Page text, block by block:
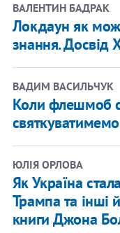
ВАЛЕНТИН БАДРАК
Локдаун як
знання. Досвід
ВАДИМ ВАСИЛЬЧУК
Коли флешмоб
ЮЛІЯ ОРЛОВА
Як Україна
Трампа та інші
книги Джона